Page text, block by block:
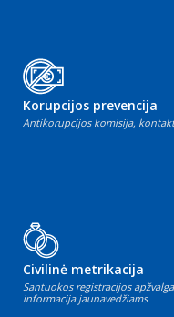
Korupcijos prevencija
Antikorupcijos komisija,
Civilinė metrikacija
Santuokos registracijos
informacija jaunavedžiams